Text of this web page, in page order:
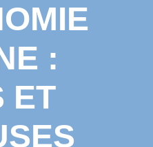
:
ET